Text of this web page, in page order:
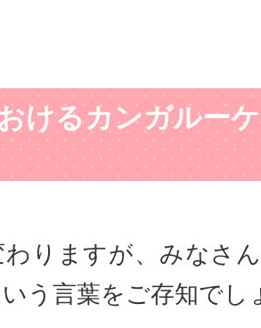
けるカンガルー
わりますが、みなさ
いう言葉をご存知でし